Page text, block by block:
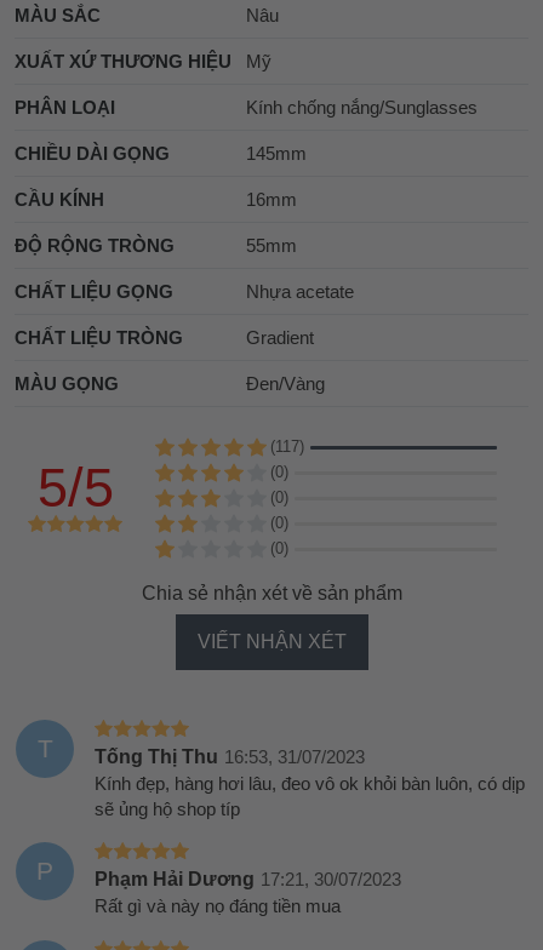
MÀU SẮC Nâu
XUẤT XỨ THƯƠNG HIỆU Mỹ
PHÂN LOẠI Kính chống nắng/Sunglasses
CHIỀU DÀI GỌNG 145mm
CẦU KÍNH 16mm
ĐỘ RỘNG TRÒNG 55mm
CHẤT LIỆU GỌNG Nhựa acetate
CHẤT LIỆU TRÒNG Gradient
MÀU GỌNG Đen/Vàng
5/5
(117)
(0)
(0)
(0)
(0)
Chia sẻ nhận xét về sản phẩm
VIẾT NHẬN XÉT
T Tống Thị Thu 16:53, 31/07/2023
Kính đẹp, hàng hơi lâu, đeo vô ok khỏi bàn luôn, có dịp
sẽ ủng hộ shop típ
P Phạm Hải Dương 17:21, 30/07/2023
Rất gì và này nọ đáng tiền mua